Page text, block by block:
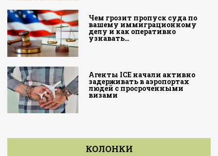
Чем грозит пропуск суда по
вашему иммиграционному
делу и как оперативно
узнавать…
Агенты ICE начали активно
задерживать в аэропортах
людей с просроченными
визами
КОЛОНКИ